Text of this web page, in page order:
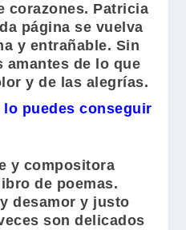
corazones. Patricia
página se vuelva
y entrañable. Sin
amantes de lo que
y de las alegrías.
lo puedes conseguir
y compositora
de poemas.
desamor y justo
son delicados